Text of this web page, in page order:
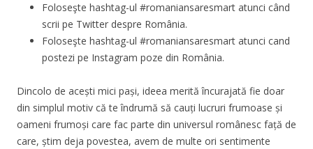
Foloseşte hashtag-ul #romaniansaresmart atunci când
scrii pe Twitter despre România.
Foloseşte hashtag-ul #romaniansaresmart atunci cand
postezi pe Instagram poze din România.
Dincolo de acești mici pași, ideea merită încurajată fie doar
din simplul motiv că te îndrumă să cauți lucruri frumoase și
oameni frumoși care fac parte din universul românesc față de
care, știm deja povestea, avem de multe ori sentimente